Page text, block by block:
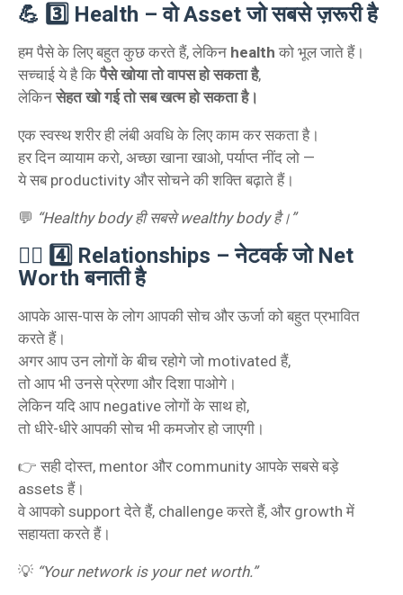
💪 3️⃣ Health – वो Asset जो सबसे ज़रूरी है
हम पैसे के लिए बहुत कुछ करते हैं, लेकिन health को भूल जाते हैं।
सच्चाई ये है किपैसे खोया तो वापस हो सकता है,
लेकिनसेहत खो गई तो सब खत्म हो सकता है।
एक स्वस्थ शरीर ही लंबी अवधि के लिए काम कर सकता है।
हर दिन व्यायाम करो, अच्छा खाना खाओ, पर्याप्त नींद लो —
ये सब productivity और सोचने की शक्ति बढ़ाते हैं।
💬 “Healthy body ही सबसे wealthy body है।”
🧍‍♂️ 4️⃣ Relationships – नेटवर्क जो Net
Worth बनाती है
आपके आस-पास के लोग आपकी सोच और ऊर्जा को बहुत प्रभावित
करते हैं।
अगर आप उन लोगों के बीच रहोगे जो motivated हैं,
तो आप भी उनसे प्रेरणा और दिशा पाओगे।
लेकिन यदि आप negative लोगों के साथ हो,
तो धीरे-धीरे आपकी सोच भी कमजोर हो जाएगी।
👉 सही दोस्त, mentor और community आपके सबसे बड़े
assets हैं।
वे आपको support देते हैं, challenge करते हैं, और growth में
सहायता करते हैं।
💡 “Your network is your net worth.”